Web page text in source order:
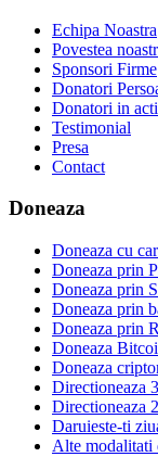
Echipa Noastra
Povestea
Sponsori Firme
Donatori
Donatori in
Testimonial
Presa
Contact
Doneaza
Doneaza cu
Doneaza prin
Doneaza prin
Doneaza prin
Doneaza prin
Doneaza
Doneaza
Directioneaza
Directioneaza
Daruieste-ti
Alte modalitati